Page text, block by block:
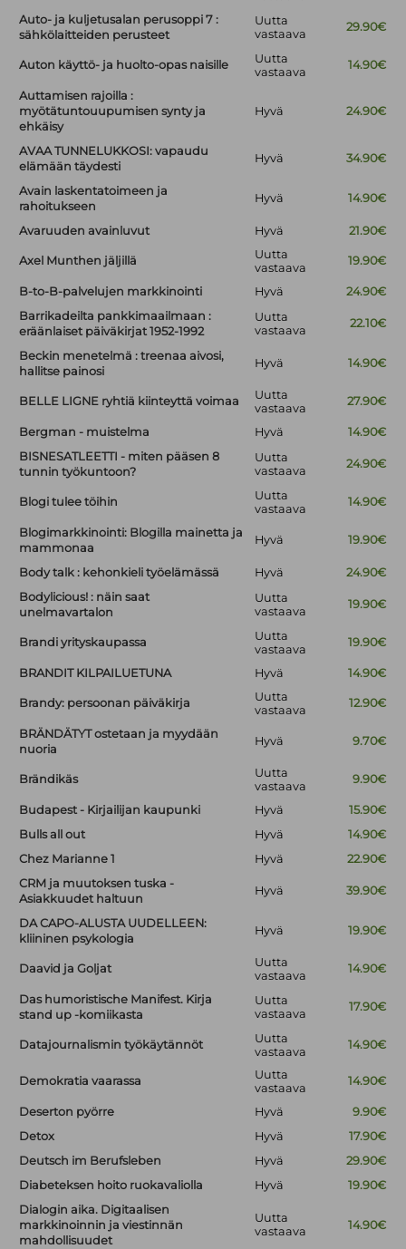
Auto- ja kuljetusalan perusoppi 7 :
sähkölaitteiden perusteet
Uutta
vastaava
29.90€
Auton käyttö- ja huolto-opas naisille
Uutta
vastaava
14.90€
Auttamisen rajoilla :
myötätuntouupumisen synty ja
ehkäisy
Hyvä 24.90€
AVAA TUNNELUKKOSI: vapaudu
elämään täydesti
Hyvä 34.90€
Avain laskentatoimeen ja
rahoitukseen
Hyvä 14.90€
Avaruuden avainluvut Hyvä 21.90€
Axel Munthen jäljillä
Uutta
vastaava
19.90€
B-to-B-palvelujen markkinointi Hyvä
24.90€
Barrikadeilta pankkimaailmaan :
eräänlaiset päiväkirjat 1952-1992
Uutta
vastaava
22.10€
Beckin menetelmä : treenaa aivosi,
hallitse painosi
Hyvä 14.90€
BELLE LIGNE ryhtiä kiinteyttä voimaa
Uutta
vastaava
27.90€
Bergman - muistelma Hyvä
14.90€
BISNESATLEETTI - miten pääsen 8
tunnin työkuntoon?
Uutta
vastaava
24.90€
Blogi tulee töihin
Uutta
vastaava
14.90€
Blogimarkkinointi: Blogilla mainetta ja
mammonaa
Hyvä 19.90€
Body talk : kehonkieli työelämässä Hyvä
24.90€
Bodylicious! : näin saat
unelmavartalon
Uutta
vastaava
19.90€
Brandi yrityskaupassa
Uutta
vastaava
19.90€
BRANDIT KILPAILUETUNA Hyvä 14.90€
Brandy: persoonan päiväkirja
Uutta
vastaava
12.90€
BRÄNDÄTYT ostetaan ja myydään
nuoria
Hyvä 9.70€
Brändikäs
Uutta
vastaava
9.90€
Budapest - Kirjailijan kaupunki Hyvä
15.90€
Bulls all out
Hyvä
14.90€
Chez Marianne 1
Hyvä
22.90€
CRM ja muutoksen tuska -
Asiakkuudet haltuun
Hyvä 39.90€
DA CAPO-ALUSTA UUDELLEEN:
kliininen psykologia
Hyvä 19.90€
Daavid ja Goljat
Uutta
vastaava
14.90€
Das humoristische Manifest. Kirja
stand up -komiikasta
Uutta
vastaava
17.90€
Datajournalismin työkäytännöt
Uutta
vastaava
14.90€
Demokratia vaarassa
Uutta
vastaava
14.90€
Deserton pyörre Hyvä
9.90€
Detox
Hyvä
17.90€
Deutsch im Berufsleben
Hyvä
29.90€
Diabeteksen hoito ruokavaliolla
Hyvä
19.90€
Dialogin aika. Digitaalisen
markkinoinnin ja viestinnän
mahdollisuudet
Uutta
vastaava
14.90€